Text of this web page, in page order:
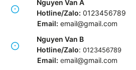
Nguyen Van A
Hotline/Zalo: 0123456789
Email: email@gmail.com
Nguyen Van B
Hotline/Zalo: 0123456789
Email: email@gmail.com